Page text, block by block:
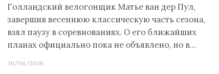
Голландский велогонщик Матье ван дер Пул,
завершив весеннюю классическую часть сезона,
взял паузу в соревнованиях. О его ближайших
планах официально пока не объявлено, но в…
30/04/2026